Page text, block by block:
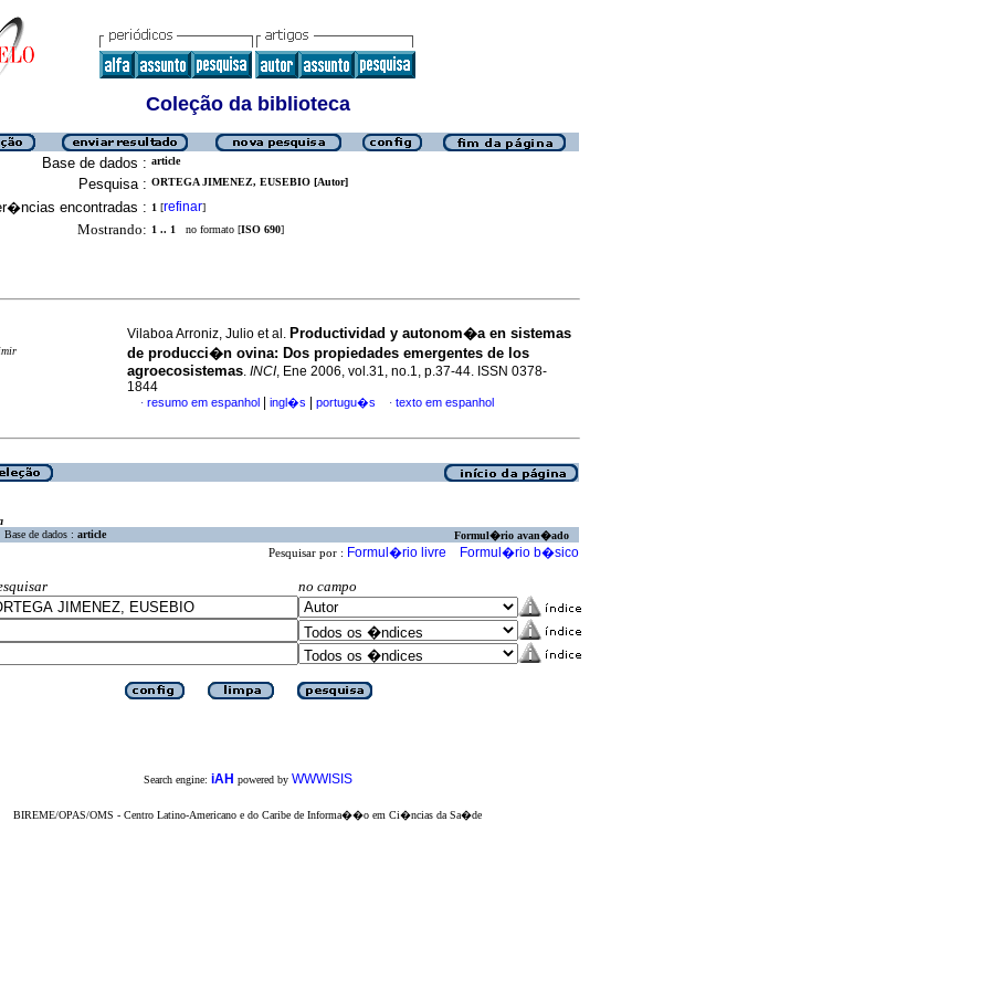
Coleção da biblioteca
Base de dados : article
Pesquisa : ORTEGA JIMENEZ, EUSEBIO [Autor]
encontradas : 1 [refinar]
Mostrando: 1 .. 1 no formato [ISO 690]
Vilaboa Arroniz, Julio et al. Productividad y autonom�a en sistemas
de producci�n ovina: Dos propiedades emergentes de los
agroecosistemas. INCI, Ene 2006, vol.31, no.1, p.37-44. ISSN 0378-
1844
· resumo em espanhol ingl�s portugu�s · texto em espanhol
Base de dados : article Formul�rio avan�ado
Pesquisar por : Formul�rio livre Formul�rio b�sico
no campo
Search engine: iAH powered by WWWISIS
BIREME/OPAS/OMS - Centro Latino-Americano e do Caribe de Informa��o em Ci�ncias da Sa�de